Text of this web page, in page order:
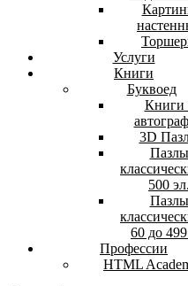
Услуги
Книги
Буквоед
Книги
3D
Пазлы
500 эл.
Пазлы
60 до
Профессии
HTML